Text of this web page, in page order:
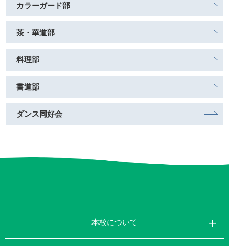
カラーガード部
茶・華道部
料理部
書道部
ダンス同好会
本校について